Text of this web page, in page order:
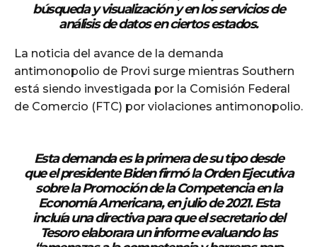
búsqueda y visualización y en los servicios de
análisis de datos en ciertos estados.
La noticia del avance de la demanda
antimonopolio de Provi surge mientras Southern
está siendo investigada por la Comisión Federal
de Comercio (FTC) por violaciones antimonopolio.
Esta demanda es la primera de su tipo desde
que el presidente Biden firmó la Orden Ejecutiva
sobre la Promoción de la Competencia en la
Economía Americana, en julio de 2021. Esta
incluía una directiva para que el secretario del
Tesoro elaborara un informe evaluando las